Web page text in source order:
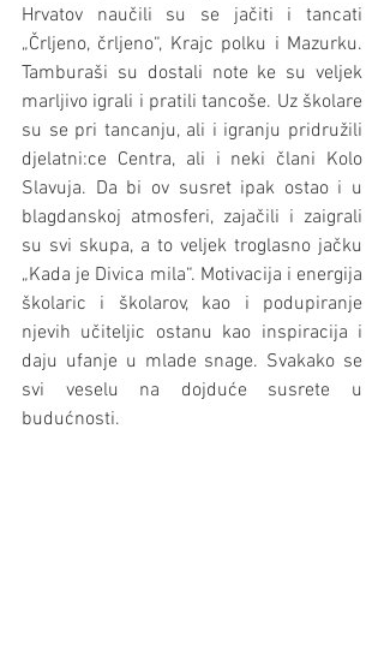
Hrvatov naučili su se jačiti i tancati
„Črljeno, črljeno“, Krajc polku i Mazurku.
Tamburaši su dostali note ke su veljek
marljivo igrali i pratili tancoše. Uz školare
su se pri tancanju, ali i igranju pridružili
djelatni:ce Centra, ali i neki člani Kolo
Slavuja. Da bi ov susret ipak ostao i u
blagdanskoj atmosferi, zajačili i zaigrali
su svi skupa, a to veljek troglasno jačku
„Kada je Divica mila“. Motivacija i energija
školaric i školarov, kao i podupiranje
njevih učiteljic ostanu kao inspiracija i
daju ufanje u mlade snage. Svakako se
svi veselu na dojduće susrete u
budućnosti.